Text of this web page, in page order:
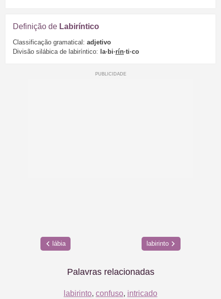
Definição de Labiríntico
Classificação gramatical: adjetivo
Divisão silábica de labiríntico: la·bi·rín·ti·co
lábia labirinto
Palavras relacionadas
labirinto, confuso, intricado